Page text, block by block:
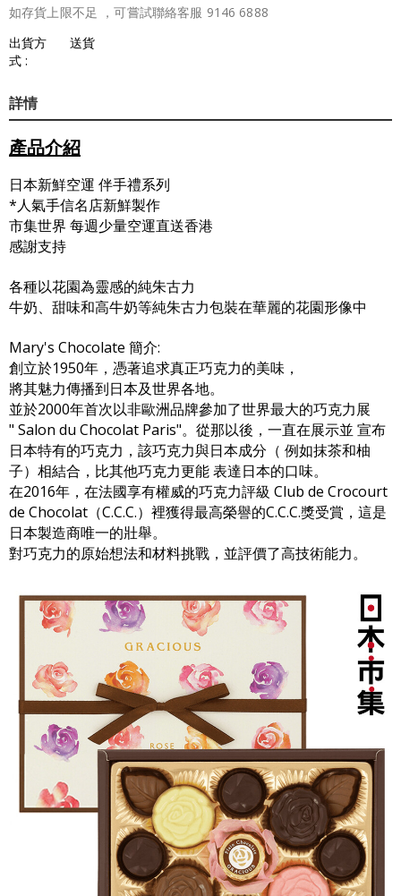
如存貨上限不足 ，可嘗試聯絡客服 9146 6888
出貨方
式 :
送貨
詳情
產品介紹
日本新鮮空運 伴手禮系列
*人氣手信名店新鮮製作
市集世界 每週少量空運直送香港
感謝支持
各種以花園為靈感的純朱古力
牛奶、甜味和高牛奶等純朱古力包裝在華麗的花園形像中
Mary's Chocolate 簡介:
創立於1950年，憑著追求真正巧克力的美味，
將其魅力傳播到日本及世界各地。
並於2000年首次以非歐洲品牌參加了世界最大的巧克力展
" Salon du Chocolat Paris"。從那以後，一直在展示並 宣布
日本特有的巧克力，該巧克力與日本成分（ 例如抹茶和柚
子）相結合，比其他巧克力更能 表達日本的口味。
在2016年，在法國享有權威的巧克力評級 Club de Crocourt
de Chocolat（C.C.C.）裡獲得最高榮譽的C.C.C.獎受賞，這是
日本製造商唯一的壯舉。
對巧克力的原始想法和材料挑戰，並評價了高技術能力。